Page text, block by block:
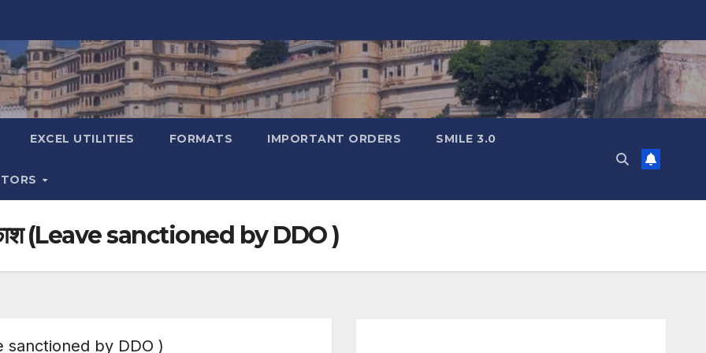
EXCEL UTILITIES FORMATS IMPORTANT ORDERS SMILE 3.0
(Leave sanctioned by DDO )
sanctioned by DDO )